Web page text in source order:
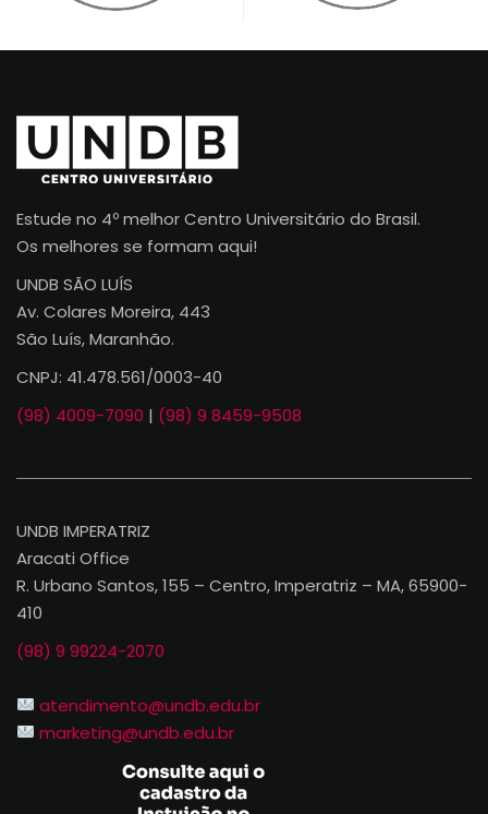
Estude no 4º melhor Centro Universitário do Brasil.
Os melhores se formam aqui!
UNDB SÃO LUÍS
Av. Colares Moreira, 443
São Luís, Maranhão.
CNPJ: 41.478.561/0003-40
(98) 4009-7090 | (98) 9 8459-9508
UNDB IMPERATRIZ
Aracati Office
R. Urbano Santos, 155 – Centro, Imperatriz – MA, 65900-
410
(98) 9 99224-2070
atendimento@undb.edu.br
marketing@undb.edu.br